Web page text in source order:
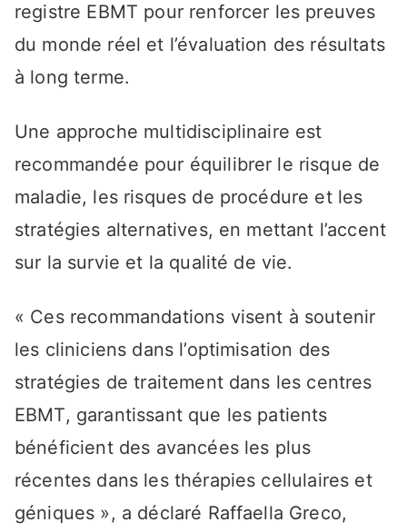
registre EBMT pour renforcer les preuves
du monde réel et l’évaluation des résultats
à long terme.
Une approche multidisciplinaire est
recommandée pour équilibrer le risque de
maladie, les risques de procédure et les
stratégies alternatives, en mettant l’accent
sur la survie et la qualité de vie.
« Ces recommandations visent à soutenir
les cliniciens dans l’optimisation des
stratégies de traitement dans les centres
EBMT, garantissant que les patients
bénéficient des avancées les plus
récentes dans les thérapies cellulaires et
géniques », a déclaré Raffaella Greco,